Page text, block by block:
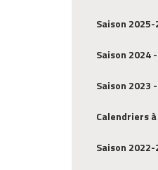
Saison
Saison 2024
Saison 2023
Calendriers
Saison 2022-